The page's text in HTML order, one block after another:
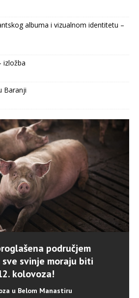
albuma i vizualnom identitetu –
izložba
Baranji
područjem
svinje moraju biti
kolovoza!
u Belom Manastiru